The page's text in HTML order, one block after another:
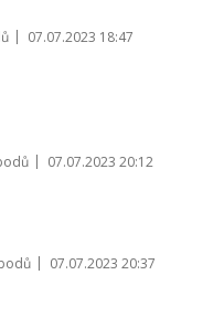
| 07.07.2023 18:47
| 07.07.2023 20:12
| 07.07.2023 20:37